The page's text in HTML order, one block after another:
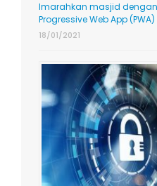
Imarahkan masjid
Progressive Web App (PWA)
18/01/2021